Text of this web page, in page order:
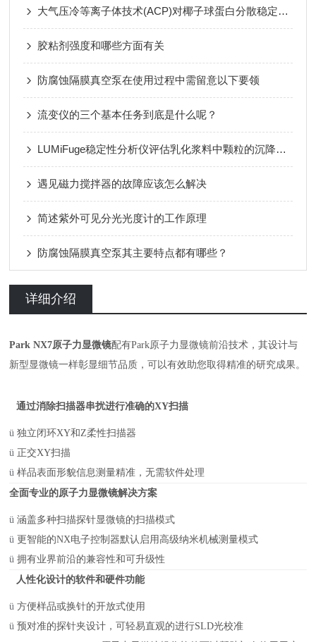
大气压冷等离子体技术(ACP)对椰子球蛋白分散稳定性的影响
胶粘剂强度和哪些方面有关
防腐蚀隔膜真空泵在使用过程中需留意以下要领
流变仪的三个基本任务到底是什么呢？
LUMiFuge稳定性分析仪评估乳化浆料中颗粒的沉降和油滴的上浮特性
遇见磁力搅拌器的故障应该怎么解决
简述紫外可见分光光度计的工作原理
防腐蚀隔膜真空泵其主要特点都有哪些？
详细介绍
Park NX7原子力显微镜配有Park原子力显微镜前沿技术，其设计与
新型显微镜一样彰显细节品质，可以有效助您取得精准的研究成果。
通过消除扫描器串扰进行准确的XY扫描
ü独立闭环XY和Z柔性扫描器
ü 正交XY扫描
ü样品表面形貌信息测量精准，无需软件处理
全面专业的原子力显微镜解决方案
ü涵盖多种扫描探针显微镜的扫描模式
ü 更智能的NX电子控制器默认启用高级纳米机械测量模式
ü拥有业界前沿的兼容性和可升级性
人性化设计的软件和硬件功能
ü方便样品或换针的开放式使用
ü预对准的探针夹设计，可轻易直观的进行SLD光校准